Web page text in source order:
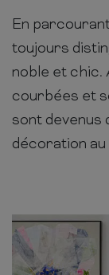
En
toujours
noble et chic.
courbées et
sont
décoration